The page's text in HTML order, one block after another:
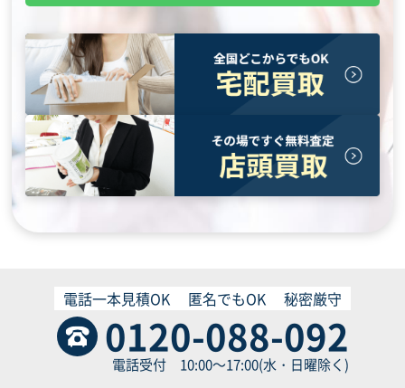
0120-088-092
電話受付 10:00～17:00(水・日曜除く)
電話一本見積OK 匿名でもOK 秘密厳守